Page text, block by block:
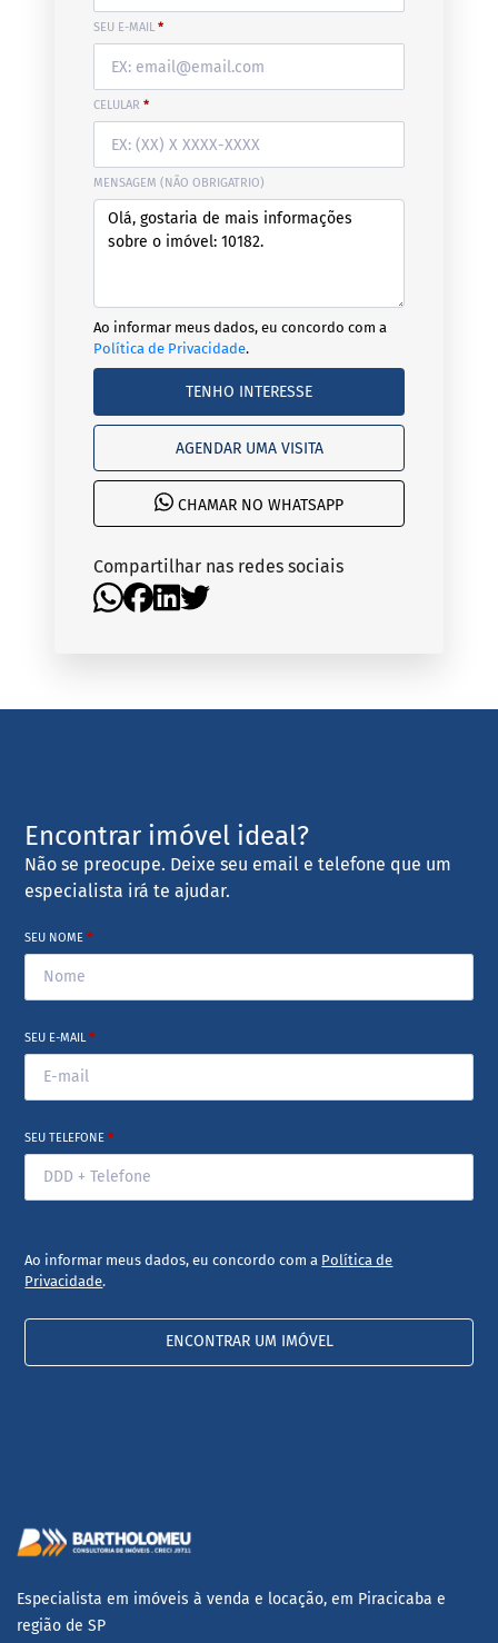
SEU E-MAIL *
CELULAR *
MENSAGEM (NÃO OBRIGATRIO)
Ao informar meus dados, eu concordo com a
Política de Privacidade.
TENHO INTERESSE
AGENDAR UMA VISITA
CHAMAR NO WHATSAPP
Compartilhar nas redes sociais
Encontrar imóvel ideal?
Não se preocupe. Deixe seu email e telefone que um
especialista irá te ajudar.
SEU NOME*
SEU E-MAIL*
SEU TELEFONE*
Ao informar meus dados, eu concordo com a Política de
Privacidade.
ENCONTRAR UM IMÓVEL
Especialista em imóveis à venda e locação, em Piracicaba e
região de SP